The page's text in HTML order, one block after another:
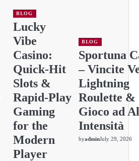
BLOG
Lucky
Vibe
Casino:
Quick‑Hit
Slots &
Rapid‑Play
Gaming
for the
Modern
Player
BLOG
Sportuna
– Vincite
Lightning
Roulette &
Gioco ad
Intensità
byadminJuly 29, 2026